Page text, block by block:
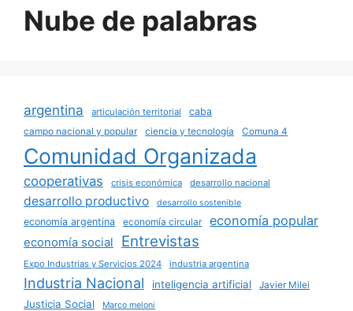
Nube de palabras
argentina articulación territorial
caba
campo nacional y popular
ciencia y tecnología Comuna 4
Comunidad Organizada
cooperativas crisis económica desarrollo nacional
desarrollo productivo desarrollo sostenible
economía argentina economía circular economía popular
economía social Entrevistas
Expo Industrias y Servicios 2024 industria argentina
Industria Nacional inteligencia artificial Javier Milei
Justicia Social Marco meloni